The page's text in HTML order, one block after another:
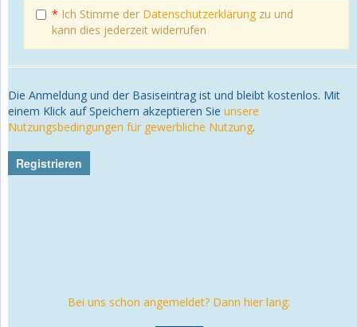
* Ich Stimme der Datenschutzerklärungzu und
kann dies jederzeit widerrufen
Die Anmeldung und der Basiseintrag ist und bleibt kostenlos. Mit
einem Klick auf Speichern akzeptieren Sie unsere
Nutzungsbedingungen für gewerbliche Nutzung.
Bei uns schon angemeldet? Dann hier lang: